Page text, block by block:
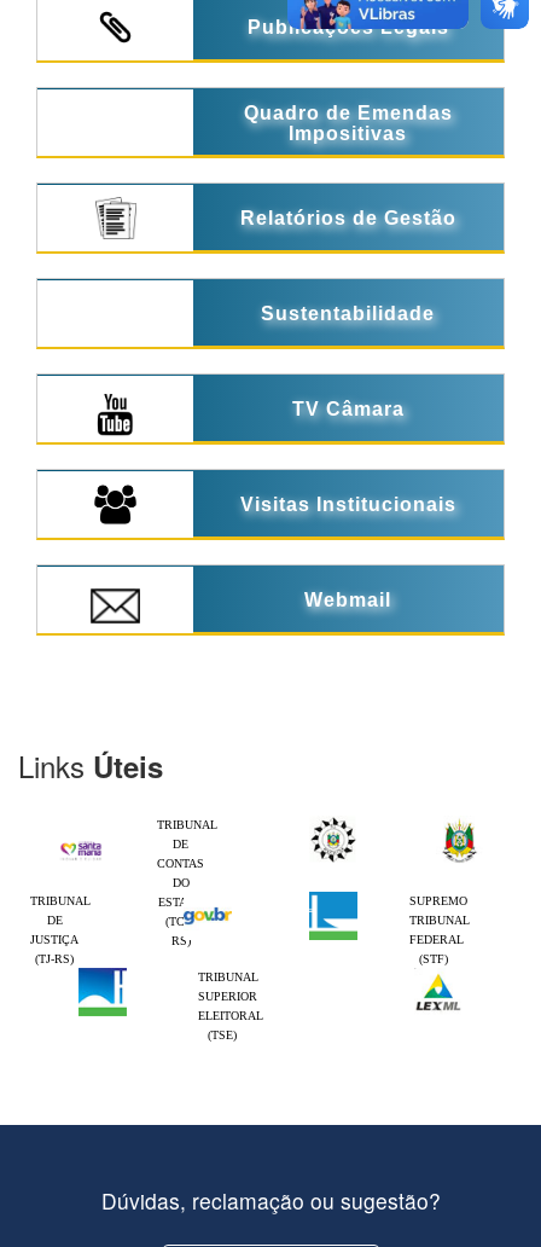
Publicações Legais
Quadro de Emendas
Impositivas
Relatórios de Gestão
Sustentabilidade
TV Câmara
Visitas Institucionais
Webmail
Links Úteis
TRIBUNAL
DE
CONTAS
DO
ESTADO
(TCE-
RS)
TRIBUNAL
DE
JUSTIÇA
(TJ-RS)
SUPREMO
TRIBUNAL
FEDERAL
(STF)
TRIBUNAL
SUPERIOR
ELEITORAL
(TSE)
Dúvidas, reclamação ou sugestão?